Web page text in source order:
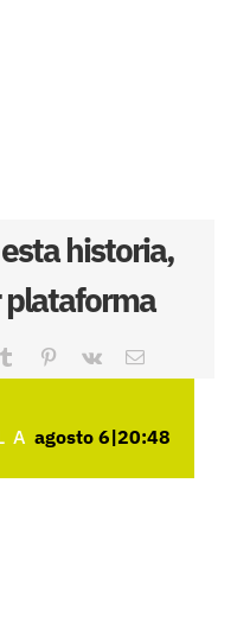
historia,
Tumblr Pinterest
Vk
Correo
electrónico
agosto 6|20:48